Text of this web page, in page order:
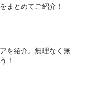
まとめてご紹介！
を紹介。無理なく無
！